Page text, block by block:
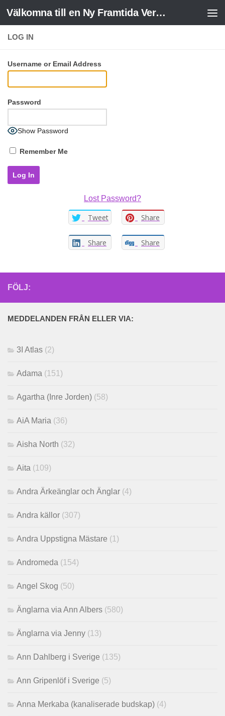
Skip to content Välkomna till en Ny Framtida Verklighet
LOG IN
Username or Email Address
Password
Show Password
Remember Me
Lost Password?
Tweet Share
Share Share
FÖLJ:
MEDDELANDEN FRÅN ELLER VIA:
3I Atlas (2)
Adama (151)
Agartha (Inre Jorden) (58)
AiA Maria (36)
Aisha North (32)
Aita (109)
Andra Ärkeänglar och Änglar (4)
Andra källor (307)
Andra Uppstigna Mästare (1)
Andromeda (154)
Angel Skog (50)
Änglarna via Ann Albers (580)
Änglarna via Jenny (13)
Ann Dahlberg i Sverige (135)
Ann Gripenlöf i Sverige (5)
Anna Merkaba (kanaliserade budskap) (4)